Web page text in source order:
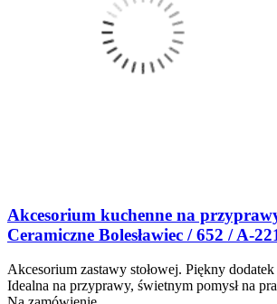
Akcesorium kuchenne na
Ceramiczne Bolesławiec / 652 / A-
Akcesorium zastawy stołowej. Piękny
Idealna na przyprawy, świetnym pomysł na